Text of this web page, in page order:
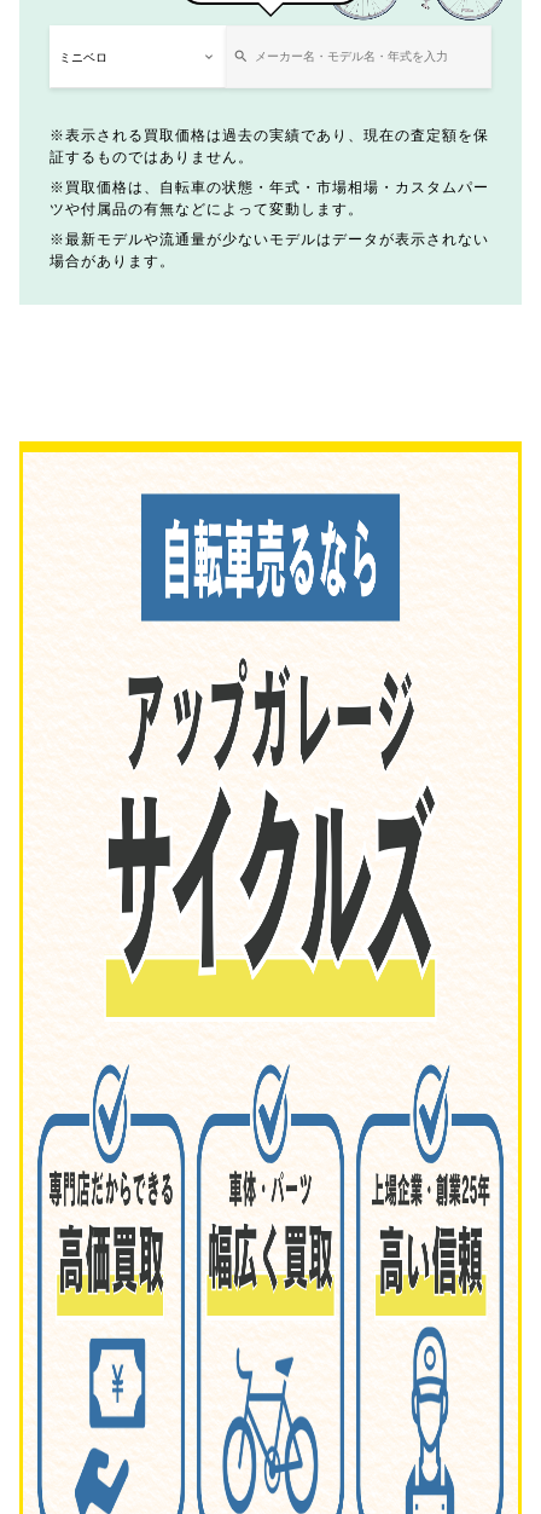
表示される買取価格は過去の実績であり、現在の査定額を保
証するものではありません。
買取価格は、自転車の状態・年式・市場相場・カスタムパー
ツや付属品の有無などによって変動します。
最新モデルや流通量が少ないモデルはデータが表示されない
場合があります。